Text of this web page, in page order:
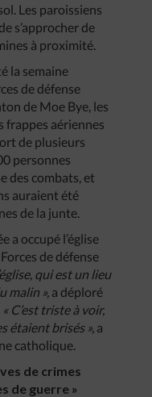
Les paroissiens
s’approcher de
à proximité.
la semaine
de défense
de Moe Bye, les
frappes aériennes
de plusieurs
personnes
des combats, et
auraient été
de la junte.
a occupé l’église
de défense
qui est un lieu
malin », a déploré
« C’est triste à voir,
étaient brisés », a
catholique.
de crimes
de guerre »